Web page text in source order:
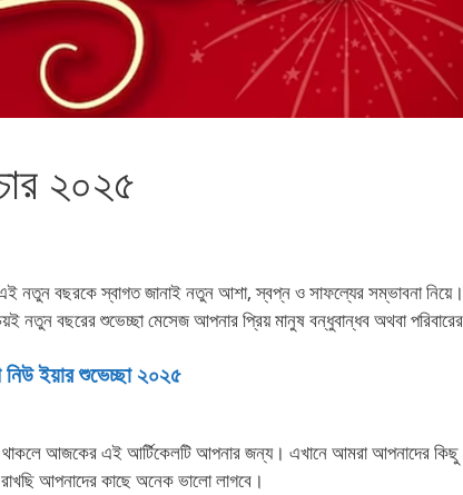
২০২৫
নতুন বছরকে স্বাগত জানাই নতুন আশা, স্বপ্ন ও সাফল্যের সম্ভাবনা
নতুন বছরের শুভেচ্ছা মেসেজ আপনার প্রিয় মানুষ বন্ধুবান্ধব অথবা
নিউ ইয়ার শুভেচ্ছা ২০২৫
থাকলে আজকের এই আর্টিকেলটি আপনার জন্য। এখানে আমরা আপনাদের কিছু
আপনাদের কাছে অনেক ভালো লাগবে।